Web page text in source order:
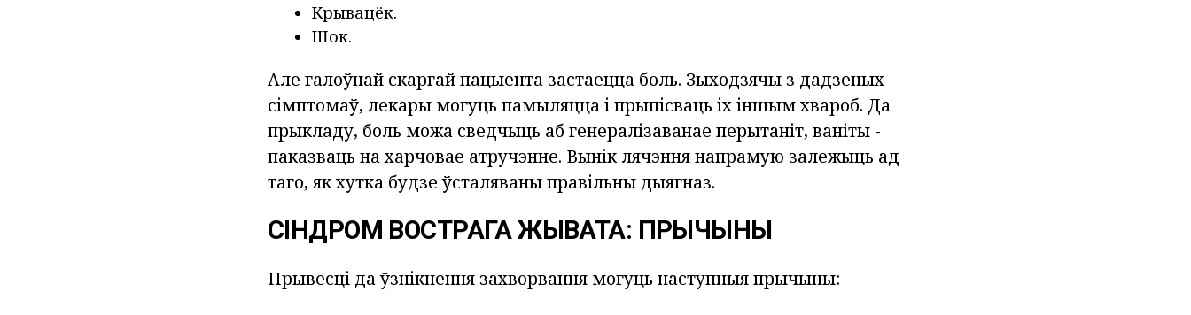
Крывацёк.
Шок.
Але галоўнай скаргай пацыента застаецца боль. Зыходзячы з дадзеных
сімптомаў, лекары могуць памыляцца і прыпісваць іх іншым хвароб. Да
прыкладу, боль можа сведчыць аб генералізаванае перытаніт, ваніты -
паказваць на харчовае атручэнне. Вынік лячэння напрамую залежыць ад
таго, як хутка будзе ўсталяваны правільны дыягназ.
СІНДРОМ ВОСТРАГА ЖЫВАТА: ПРЫЧЫНЫ
Прывесці да ўзнікнення захворвання могуць наступныя прычыны: